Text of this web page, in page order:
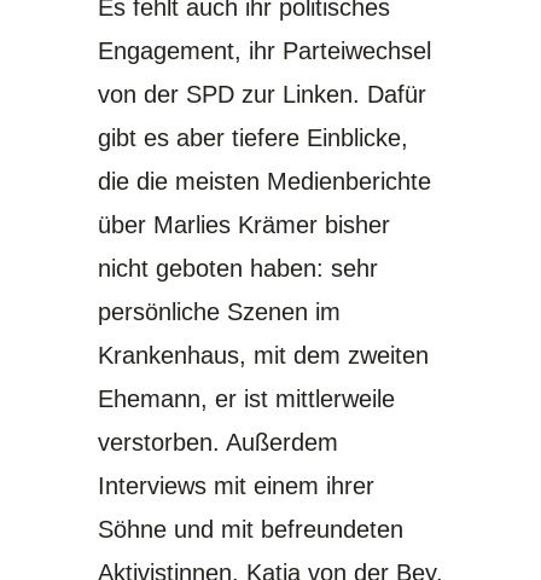
Es fehlt auch ihr politisches
Engagement, ihr Parteiwechsel
von der SPD zur Linken. Dafür
gibt es aber tiefere Einblicke,
die die meisten Medienberichte
über Marlies Krämer bisher
nicht geboten haben: sehr
persönliche Szenen im
Krankenhaus, mit dem zweiten
Ehemann, er ist mittlerweile
verstorben. Außerdem
Interviews mit einem ihrer
Söhne und mit befreundeten
Aktivistinnen. Katja von der Bey,